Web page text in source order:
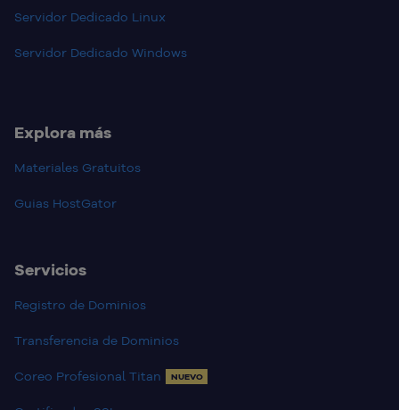
Servidor Dedicado Linux
Servidor Dedicado Windows
Explora más
Materiales Gratuitos
Guias HostGator
Servicios
Registro de Dominios
Transferencia de Dominios
Coreo Profesional Titan NUEVO